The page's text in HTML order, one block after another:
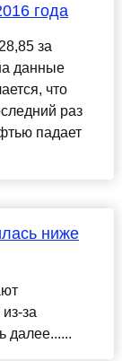
года
за
данные
что
раз
падает
ниже
за
далее......